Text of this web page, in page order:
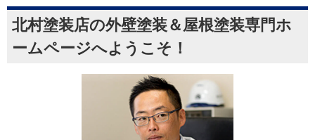
北村塗装店の外壁塗装＆屋根塗装専門ホ
ームページへようこそ！